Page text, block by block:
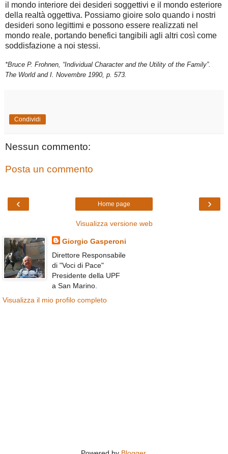
il mondo interiore dei desideri soggettivi e il mondo esteriore
della realtà oggettiva. Possiamo gioire solo quando i nostri
desideri sono legittimi e possono essere realizzati nel
mondo reale, portando benefici tangibili agli altri così come
soddisfazione a noi stessi.
*Bruce P. Frohnen, “Individual Character and the Utility of the Family”.
The World and I. Novembre 1990, p. 573.
Condividi
Nessun commento:
Posta un commento
‹ ›
Home page
Visualizza versione web
Giorgio Gasperoni
Direttore Responsabile
di "Voci di Pace"
Presidente della UPF
a San Marino.
Visualizza il mio profilo completo